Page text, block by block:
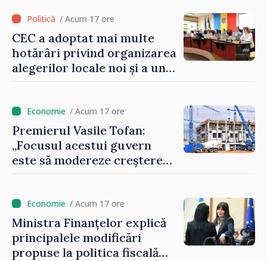
la buget / Acum 17 ore
CEC a adoptat mai multe
hotărâri privind organizarea
alegerilor locale noi și a unui
/ Acum 17 ore
Premierul Vasile Tofan:
„Focusul acestui guvern
este să modereze creșterea
/ Acum 17 ore
Ministra Finanțelor explică
principalele modificări
propuse la politica fiscală